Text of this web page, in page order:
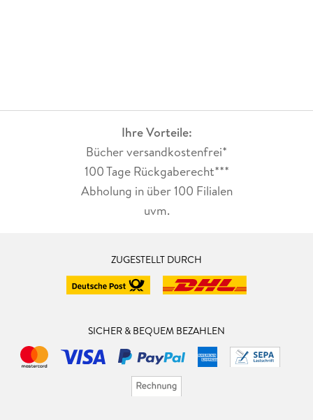
Ihre Vorteile:
Bücher versandkostenfrei*
100 Tage Rückgaberecht***
Abholung in über 100 Filialen
uvm.
ZUGESTELLT DURCH
SICHER & BEQUEM BEZAHLEN